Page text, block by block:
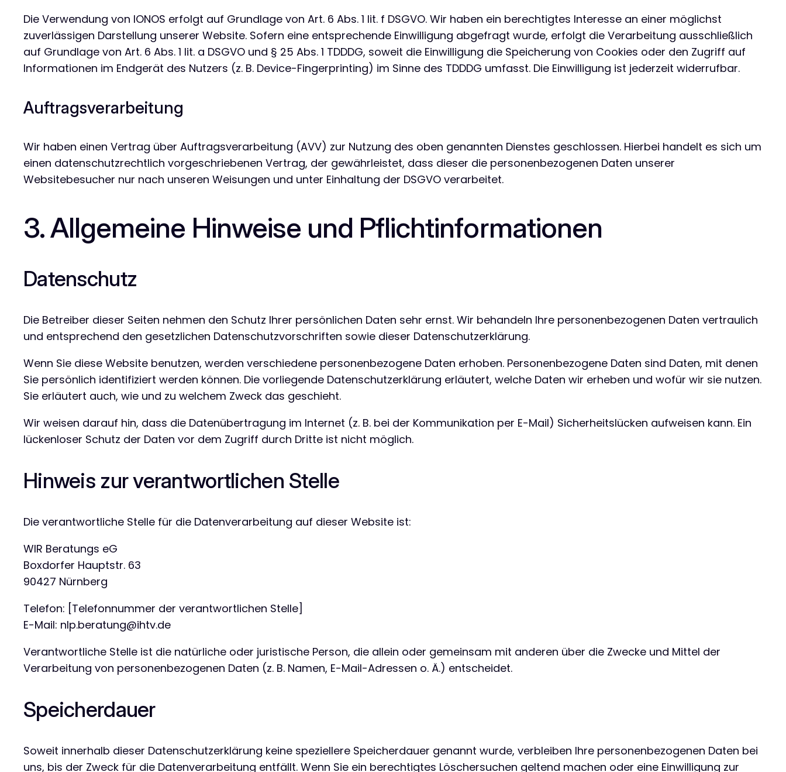
Die Verwendung von IONOS erfolgt auf Grundlage von Art. 6 Abs. 1 lit. f DSGVO. Wir haben ein berechtigtes Interesse an einer möglichst
zuverlässigen Darstellung unserer Website. Sofern eine entsprechende Einwilligung abgefragt wurde, erfolgt die Verarbeitung ausschließlich
auf Grundlage von Art. 6 Abs. 1 lit. a DSGVO und § 25 Abs. 1 TDDDG, soweit die Einwilligung die Speicherung von Cookies oder den Zugriff auf
Informationen im Endgerät des Nutzers (z. B. Device-Fingerprinting) im Sinne des TDDDG umfasst. Die Einwilligung ist jederzeit widerrufbar.
Auftragsverarbeitung
Wir haben einen Vertrag über Auftragsverarbeitung (AVV) zur Nutzung des oben genannten Dienstes geschlossen. Hierbei handelt es sich um
einen datenschutzrechtlich vorgeschriebenen Vertrag, der gewährleistet, dass dieser die personenbezogenen Daten unserer
Websitebesucher nur nach unseren Weisungen und unter Einhaltung der DSGVO verarbeitet.
3. Allgemeine Hinweise und Pflicht­informationen
Datenschutz
Die Betreiber dieser Seiten nehmen den Schutz Ihrer persönlichen Daten sehr ernst. Wir behandeln Ihre personenbezogenen Daten vertraulich
und entsprechend den gesetzlichen Datenschutzvorschriften sowie dieser Datenschutzerklärung.
Wenn Sie diese Website benutzen, werden verschiedene personenbezogene Daten erhoben. Personenbezogene Daten sind Daten, mit denen
Sie persönlich identifiziert werden können. Die vorliegende Datenschutzerklärung erläutert, welche Daten wir erheben und wofür wir sie nutzen.
Sie erläutert auch, wie und zu welchem Zweck das geschieht.
Wir weisen darauf hin, dass die Datenübertragung im Internet (z. B. bei der Kommunikation per E-Mail) Sicherheitslücken aufweisen kann. Ein
lückenloser Schutz der Daten vor dem Zugriff durch Dritte ist nicht möglich.
Hinweis zur verantwortlichen Stelle
Die verantwortliche Stelle für die Datenverarbeitung auf dieser Website ist:
WIR Beratungs eG
Boxdorfer Hauptstr. 63
90427 Nürnberg
Telefon: [Telefonnummer der verantwortlichen Stelle]
E-Mail: nlp.beratung@ihtv.de
Verantwortliche Stelle ist die natürliche oder juristische Person, die allein oder gemeinsam mit anderen über die Zwecke und Mittel der
Verarbeitung von personenbezogenen Daten (z. B. Namen, E-Mail-Adressen o. Ä.) entscheidet.
Speicherdauer
Soweit innerhalb dieser Datenschutzerklärung keine speziellere Speicherdauer genannt wurde, verbleiben Ihre personenbezogenen Daten bei
uns, bis der Zweck für die Datenverarbeitung entfällt. Wenn Sie ein berechtigtes Löschersuchen geltend machen oder eine Einwilligung zur